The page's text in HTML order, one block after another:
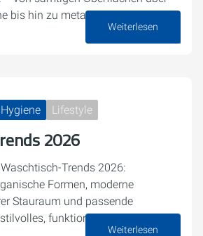
bis hin zu metallischen…
Weiterlesen
Lifestyle
2026
Trends 2026:
Formen, moderne
Stauraum und passende
funktionales Bad.
Weiterlesen